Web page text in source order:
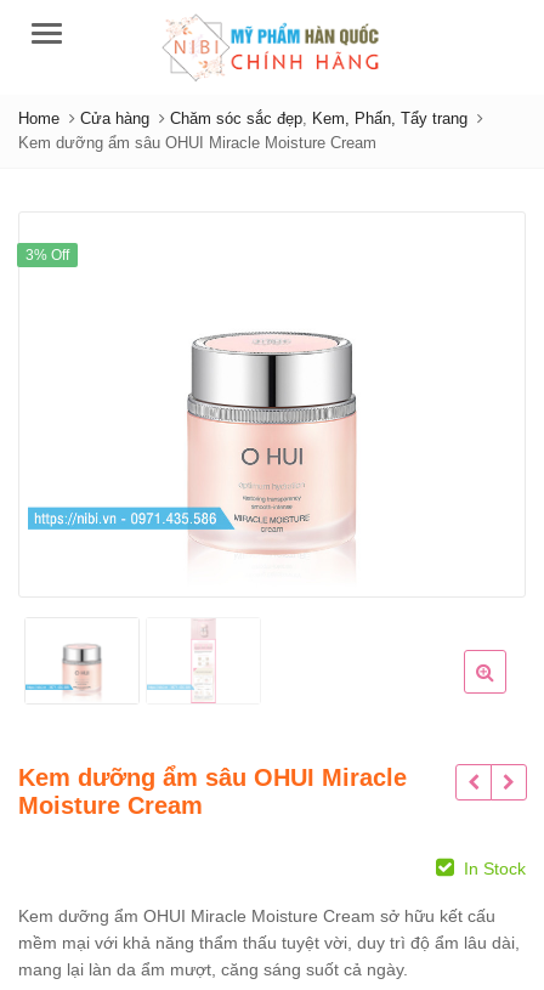
Menu
Home Cửa hàng Chăm sóc sắc đẹp, Kem, Phấn, Tẩy trang
Kem dưỡng ẩm sâu OHUI Miracle Moisture Cream
3% Off
Kem dưỡng ẩm sâu OHUI Miracle
Moisture Cream
In Stock
Kem dưỡng ẩm OHUI Miracle Moisture Cream sở hữu kết cấu
mềm mại với khả năng thẩm thấu tuyệt vời, duy trì độ ẩm lâu dài,
mang lại làn da ẩm mượt, căng sáng suốt cả ngày.